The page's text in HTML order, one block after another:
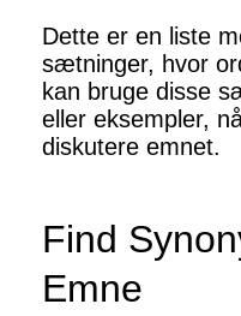
Dette er en liste
sætninger, hvor
kan bruge disse
eller eksempler,
diskutere emnet.
Find
Emne